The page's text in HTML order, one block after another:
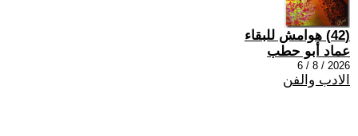
(42) هوامش للبقاء
عماد أبو حطب
2026 / 8 / 6
الادب والفن